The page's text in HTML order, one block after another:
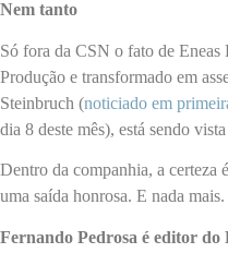
Nem tanto
Só fora da CSN o fato de
Produção e transformado em
Steinbruch (noticiado em
dia 8 deste mês), está sendo
Dentro da companhia, a certeza
uma saída honrosa. E nada mais.
Fernando Pedrosa é editor